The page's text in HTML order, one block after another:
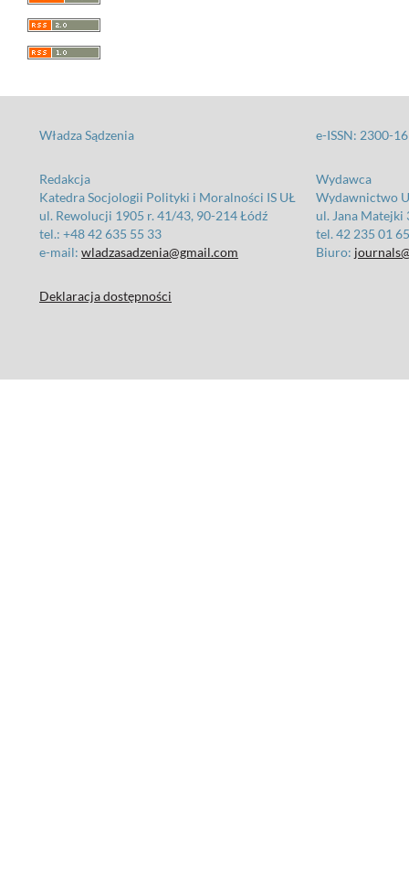
Władza Sądzenia e-ISSN: 2300-
Redakcja
Katedra Socjologii Polityki i Moralności IS UŁ
ul. Rewolucji 1905 r. 41/43, 90-214 Łódź
tel.: +48 42 635 55 33
e-mail: wladzasadzenia@gmail.com
Wydawca
Wydawnictwo
ul. Jana Matejki
tel. 42 235 01
Biuro:
Deklaracja dostępności